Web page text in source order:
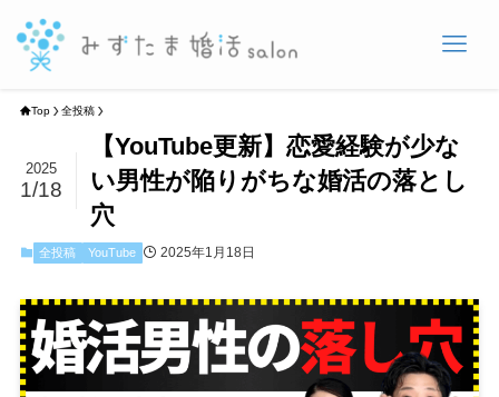
Top 全投稿
【YouTube更新】恋愛経験が少な
い男性が陥りがちな婚活の落とし
穴
2025
1/18
全投稿 YouTube 2025年1月18日